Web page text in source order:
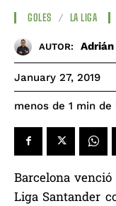
GOLES LA LIGA
AUTOR:
January 27, 2019
menos de 1 min de
Barcelona
Liga Santander